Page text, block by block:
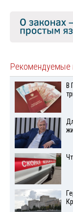
Рекомендуемые
В